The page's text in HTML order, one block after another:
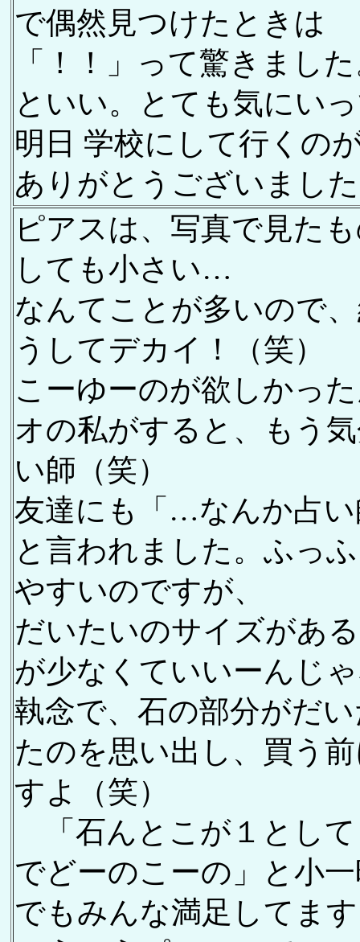
で偶然見つけたときは
「！！」って驚きまし
といい。とても気にい
明日 学校にして行くの
ありがとうございまし
ピアスは、写真で見た
しても小さい…
なんてことが多いので
うしてデカイ！（笑）
こーゆーのが欲しかっ
オの私がすると、もう
い師（笑）
友達にも「…なんか占
と言われました。ふっ
やすいのですが、
だいたいのサイズがあ
が少なくていいーんじ
執念で、石の部分がだ
たのを思い出し、買う
すよ（笑）
「石んとこが１とし
でどーのこーの」と小
でもみんな満足してま